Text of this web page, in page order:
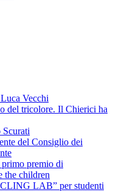
Vecchi
del tricolore. Il Chierici ha
del Consiglio dei
premio di
the children
LAB” per studenti